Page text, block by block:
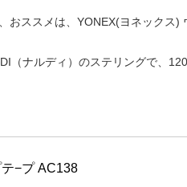
おススメは、YONEX(ヨネックス)
（ナルディ）のステリングで、
−プ AC138